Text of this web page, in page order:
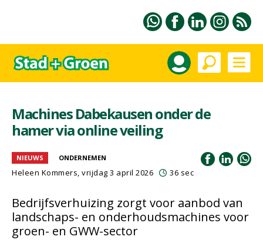
Machines Dabekausen onder de
hamer via online veiling
NIEUWS ONDERNEMEN
Heleen Kommers, vrijdag 3 april 2026 36 sec
Bedrijfsverhuizing zorgt voor aanbod van
landschaps- en onderhoudsmachines voor
groen- en GWW-sector